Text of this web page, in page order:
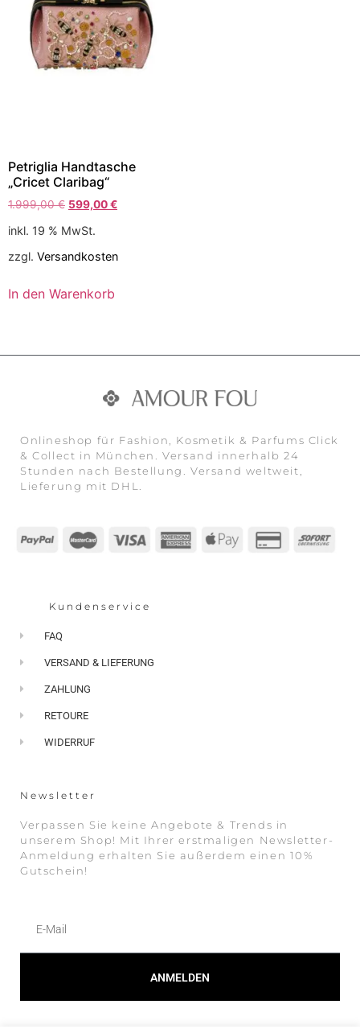
Petriglia Handtasche
„Cricet Claribag“
1.999,00€ 599,00€
inkl. 19 % MwSt.
zzgl. Versandkosten
In den Warenkorb
Onlineshop für Fashion, Kosmetik & Parfums Click
& Collect in München. Versand innerhalb 24
Stunden nach Bestellung. Versand weltweit,
Lieferung mit DHL.
Kundenservice
FAQ
VERSAND & LIEFERUNG
ZAHLUNG
RETOURE
WIDERRUF
Newsletter
Verpassen Sie keine Angebote & Trends in
unserem Shop! Mit Ihrer erstmaligen Newsletter-
Anmeldung erhalten Sie außerdem einen 10%
Gutschein!
ANMELDEN